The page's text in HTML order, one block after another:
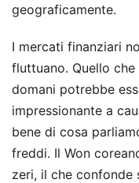
geograficamente.
I mercati finanziari
fluttuano. Quello
domani potrebbe
impressionante a
bene di cosa
freddi. Il Won
zeri, il che confonde